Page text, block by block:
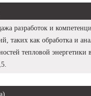
разработок и
таких как обработка и
тепловой энергетики